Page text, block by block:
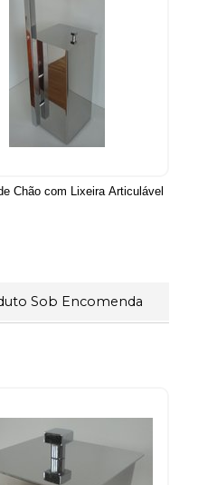
Chão com Lixeira Articulável
Sob Encomenda